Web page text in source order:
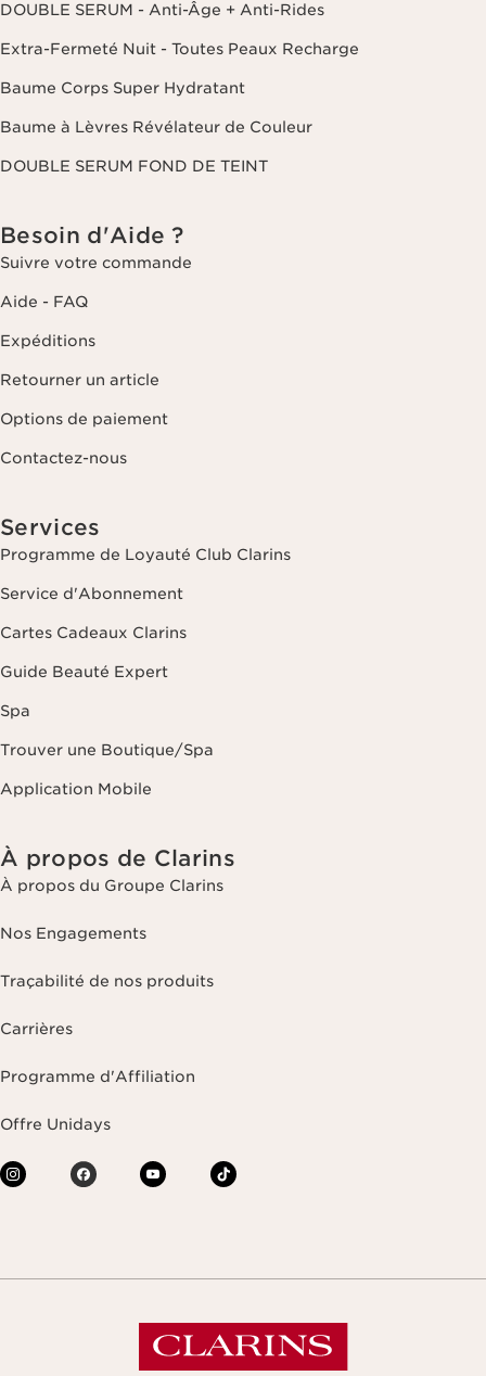
DOUBLE SERUM - Anti-Âge + Anti-Rides
Extra-Fermeté Nuit - Toutes Peaux Recharge
Baume Corps Super Hydratant
Baume à Lèvres Révélateur de Couleur
DOUBLE SERUM FOND DE TEINT
Besoin d'Aide ?
Suivre votre commande
Aide - FAQ
Expéditions
Retourner un article
Options de paiement
Contactez-nous
Services
Programme de Loyauté Club Clarins
Service d'Abonnement
Cartes Cadeaux Clarins
Guide Beauté Expert
Spa
Trouver une Boutique/Spa
Application Mobile
À propos de Clarins
À propos du Groupe Clarins
Nos Engagements
Traçabilité de nos produits
Carrières
Programme d'Affiliation
Offre Unidays